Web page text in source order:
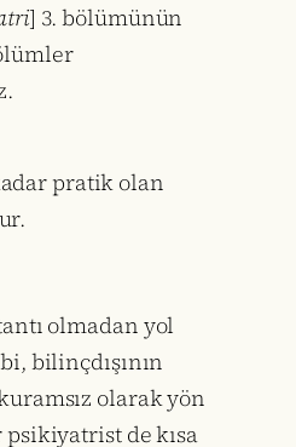
] 3. bölümünün
pratik olan
olmadan yol
bilinçdışının
olarak yön
de kısa